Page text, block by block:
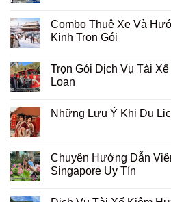
Combo Thuê Xe Và
Kinh Trọn Gói
Trọn Gói Dịch Vụ Tài
Loan
Những Lưu Ý Khi Du
Chuyên Hướng Dẫn
Singapore Uy Tín